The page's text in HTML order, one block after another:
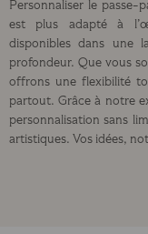
Personnaliser le passe-
est plus adapté à
disponibles dans une
profondeur. Que vous
offrons une flexibilité
partout. Grâce à notre
personnalisation sans
artistiques. Vos idées,